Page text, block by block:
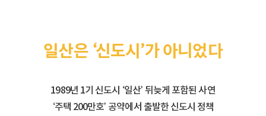
일산은 ‘신도시’가 아니었다
1989년 1기 신도시 ‘일산’ 뒤늦게 포함된 사연
‘주택 200만호’ 공약에서 출발한 신도시 정책